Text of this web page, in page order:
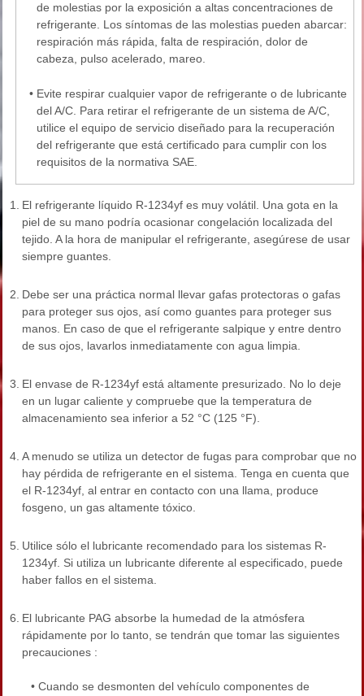
de molestias por la exposición a altas concentraciones de
refrigerante. Los síntomas de las molestias pueden abarcar:
respiración más rápida, falta de respiración, dolor de
cabeza, pulso acelerado, mareo.
• Evite respirar cualquier vapor de refrigerante o de lubricante
del A/C. Para retirar el refrigerante de un sistema de A/C,
utilice el equipo de servicio diseñado para la recuperación
del refrigerante que está certificado para cumplir con los
requisitos de la normativa SAE.
1.
El refrigerante líquido R-1234yf es muy volátil. Una gota en la
piel de su mano podría ocasionar congelación localizada del
tejido. A la hora de manipular el refrigerante, asegúrese de usar
siempre guantes.
2. Debe ser una práctica normal llevar gafas protectoras o gafas
para proteger sus ojos, así como guantes para proteger sus
manos. En caso de que el refrigerante salpique y entre dentro
de sus ojos, lavarlos inmediatamente con agua limpia.
3. El envase de R-1234yf está altamente presurizado. No lo deje
en un lugar caliente y compruebe que la temperatura de
almacenamiento sea inferior a 52 °C (125 °F).
4. A menudo se utiliza un detector de fugas para comprobar que no
hay pérdida de refrigerante en el sistema. Tenga en cuenta que
el R-1234yf, al entrar en contacto con una llama, produce
fosgeno, un gas altamente tóxico.
5. Utilice sólo el lubricante recomendado para los sistemas R-
1234yf. Si utiliza un lubricante diferente al especificado, puede
haber fallos en el sistema.
6. El lubricante PAG absorbe la humedad de la atmósfera
rápidamente por lo tanto, se tendrán que tomar las siguientes
precauciones :
• Cuando se desmonten del vehículo componentes de